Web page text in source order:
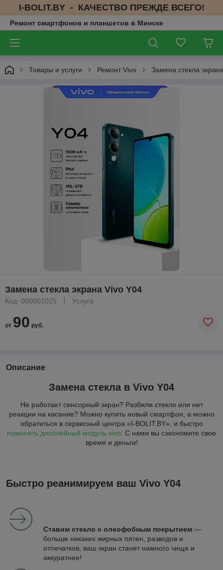
I-BOLIT.BY - КАЧЕСТВО ПРЕЖДЕ ВСЕГО!
Ремонт смартфонов и планшетов в Минске
Товары и услуги Ремонт Vivo Замена стекла
Замена стекла экрана Vivo Y04
Код: 000001025 Услуга
от 90 руб.
Описание
Замена стекла в Vivo Y04
Не работает сенсорный экран? Разбили стекло или нет
реакции на касание? Можно купить новый смартфон, а можно
обратиться в сервисный центра «I-BOLIT.BY», и быстро
поменять дисплейный модуль vivo. С нами вы сэкономите свое
время и деньги!
Быстро реанимируем ваш Vivo Y04
Ставим стекло с олеофобным покрытием —
больше никаких жирных пятен, разводов и
отпечатков, ваш экран станет намного чище и
аккуратнее!